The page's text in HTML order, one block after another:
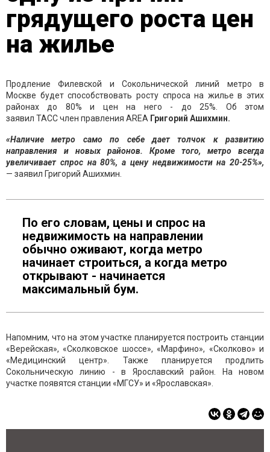
грядущего роста цен
на жилье
Продление Филевской и Сокольнической линий метро в
Москве будет способствовать росту спроса на жилье в этих
районах до 80% и цен на него - до 25%. Об этом
заявил ТАСС член правления AREA Григорий Ашихмин.
«Наличие метро само по себе дает толчок к развитию
направления и новых районов. Кроме того, метро всегда
увеличивает спрос на 80%, а цену недвижимости на 20-25%»,
— заявил Григорий Ашихмин.
По его словам, цены и спрос на
недвижимость на направлении
обычно оживают, когда метро
начинает строиться, а когда метро
открывают - начинается
максимальный бум.
Напомним, что на этом участке планируется построить станции
«Верейская», «Сколковское шоссе», «Марфино», «Сколково» и
«Медицинский центр». Также планируется продлить
Сокольническую линию - в Ярославский район. На новом
участке появятся станции «МГСУ» и «Ярославская».